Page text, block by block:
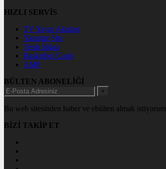
HIZLI SERVİS
TV Yayın Akışları
Yazarlar Site
Tenis İddaa
Basketbol Canlı
AMP
BÜLTEN ABONELİĞİ
+
Bu web sitesinden haber ve ebülten almak istiyorum
BİZİ TAKİP ET